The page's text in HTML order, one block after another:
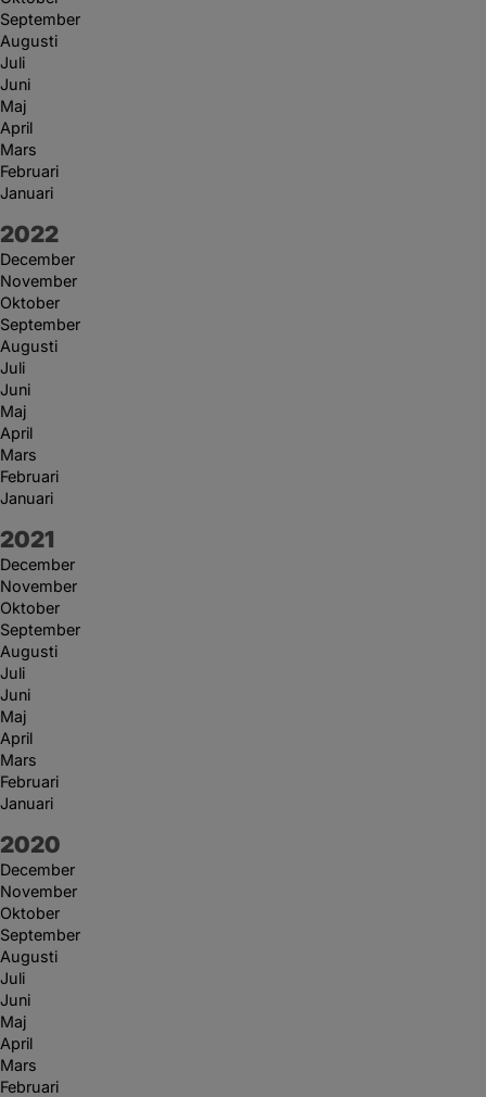
September
Augusti
Juli
Juni
Maj
April
Mars
Februari
Januari
År:
2022
December
November
Oktober
September
Augusti
Juli
Juni
Maj
April
Mars
Februari
Januari
År:
2021
December
November
Oktober
September
Augusti
Juli
Juni
Maj
April
Mars
Februari
Januari
År:
2020
December
November
Oktober
September
Augusti
Juli
Juni
Maj
April
Mars
Februari